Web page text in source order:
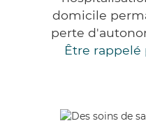
domicile
perte
Être